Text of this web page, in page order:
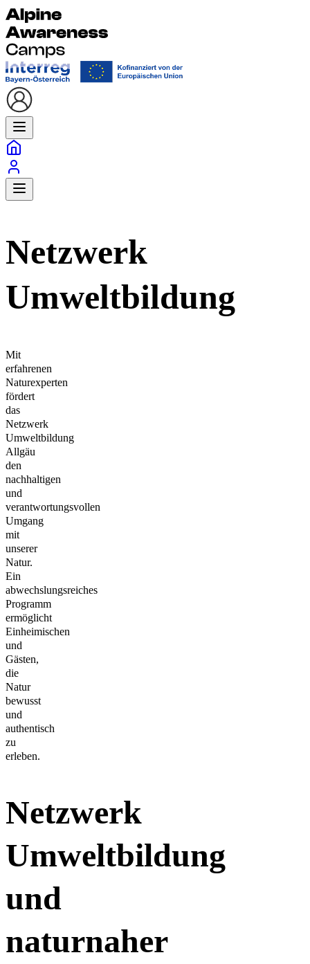
Netzwerk
Umweltbildung
Mit
erfahrenen
Naturexperten
fördert
das
Netzwerk
Umweltbildung
Allgäu
den
nachhaltigen
und
verantwortungsvollen
Umgang
mit
unserer
Natur.
Ein
abwechslungsreiches
Programm
ermöglicht
Einheimischen
und
Gästen,
die
Natur
bewusst
und
authentisch
zu
erleben.
Netzwerk
Umweltbildung
und
naturnaher